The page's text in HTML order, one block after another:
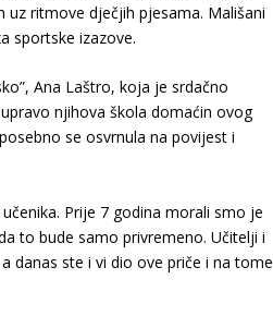
ritmove dječjih pjesama. Mališani
sportske izazove.
Ana Laštro, koja je srdačno
njihova škola domaćin ovog
se osvrnula na povijest i
Prije 7 godina morali smo je
to bude samo privremeno. Učitelji i
danas ste i vi dio ove priče i na tome